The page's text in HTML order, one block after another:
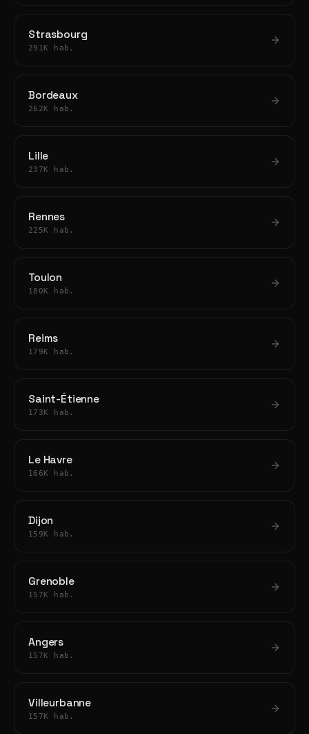
Strasbourg
291K hab.
Bordeaux
262K hab.
Lille
237K hab.
Rennes
225K hab.
Toulon
180K hab.
Reims
179K hab.
Saint-Étienne
173K hab.
Le Havre
166K hab.
Dijon
159K hab.
Grenoble
157K hab.
Angers
157K hab.
Villeurbanne
157K hab.